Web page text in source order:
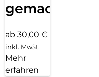
gemacht!
ab 30,00 €
inkl. MwSt.
Mehr
erfahren